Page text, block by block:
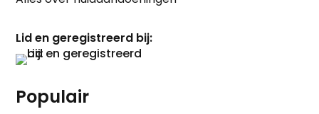
Lid en geregistreerd bij:
Populair